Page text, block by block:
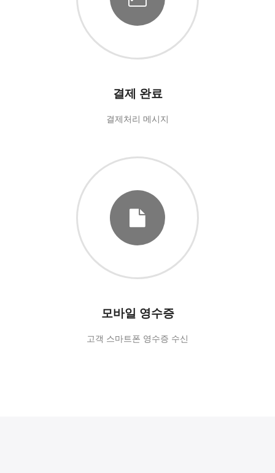
결제 완료
결제처리 메시지
모바일 영수증
고객 스마트폰 영수증 수신